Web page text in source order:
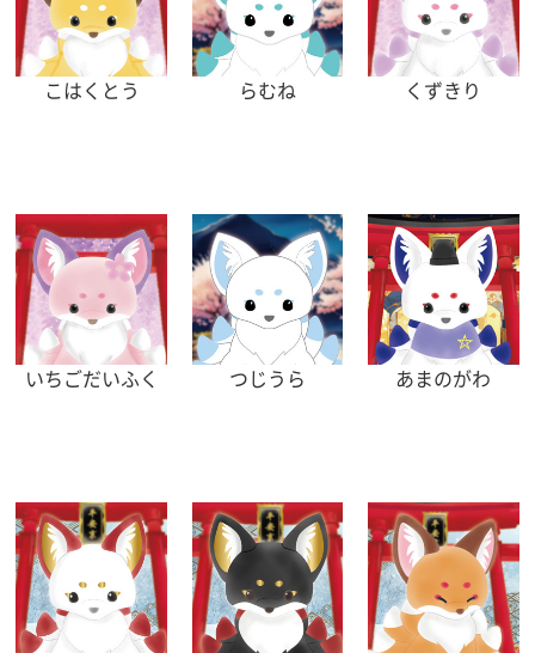
こはくとう らむね くずきり
いちごだいふく つじうら あまのがわ